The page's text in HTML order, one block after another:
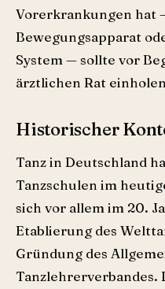
Vorerkrankungen hat
Bewegungsapparat
System — sollte vor
ärztlichen Rat
Historischer
Tanz in Deutschland
Tanzschulen im
sich vor allem im 20.
Etablierung des
Gründung des
Tanzlehrerverbandes.